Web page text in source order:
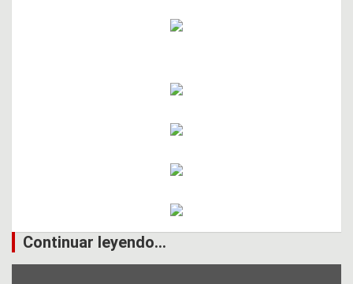
Continuar leyendo...